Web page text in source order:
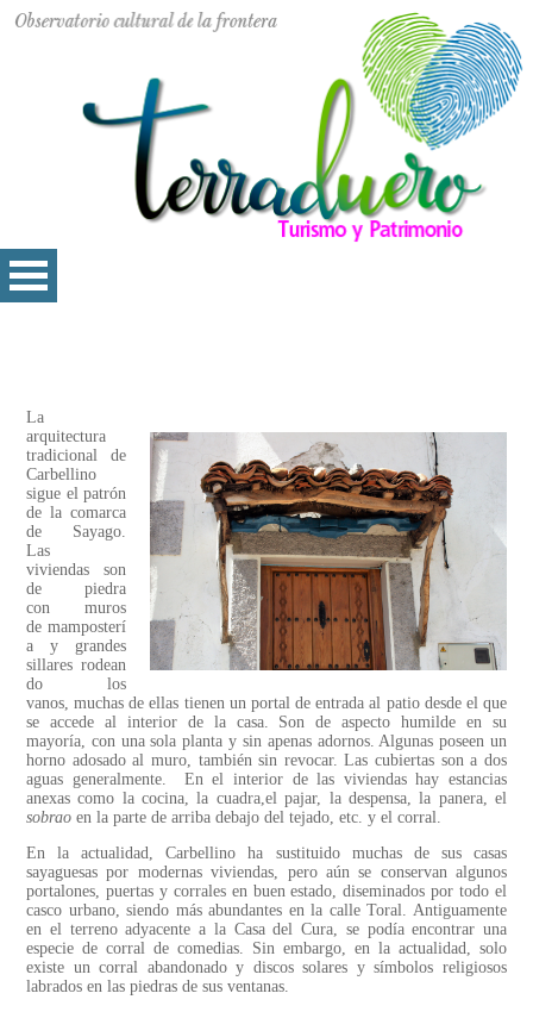
La
arquitectura
tradicional de
Carbellino
sigue el patrón
de la comarca
de Sayago.
Las
viviendas son
de piedra
con muros
de mamposterí
a y grandes
sillares rodean
do los
vanos, muchas de ellas tienen un portal de entrada al patio desde el que
se accede al interior de la casa. Son de aspecto humilde en su
mayoría, con una sola planta y sin apenas adornos. Algunas poseen un
horno adosado al muro, también sin revocar. Las cubiertas son a dos
aguas generalmente. En el interior de las viviendas hay estancias
anexas como la cocina, la cuadra,el pajar, la despensa, la panera, el
sobrao en la parte de arriba debajo del tejado, etc. y el corral.
En la actualidad, Carbellino ha sustituido muchas de sus casas
sayaguesas por modernas viviendas, pero aún se conservan algunos
portalones, puertas y corrales en buen estado, diseminados por todo el
casco urbano, siendo más abundantes en la calle Toral. Antiguamente
en el terreno adyacente a la Casa del Cura, se podía encontrar una
especie de corral de comedias. Sin embargo, en la actualidad, solo
existe un corral abandonado y discos solares y símbolos religiosos
labrados en las piedras de sus ventanas.